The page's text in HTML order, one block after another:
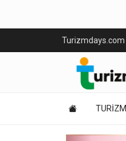
Turizmdays.com
TURİZM